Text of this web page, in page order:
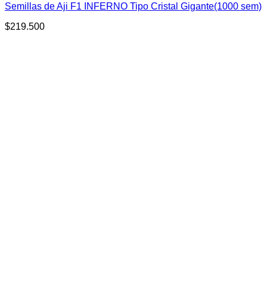
Semillas de Aji F1 INFERNO Tipo Cristal Gigante(1000 sem)
$219.500